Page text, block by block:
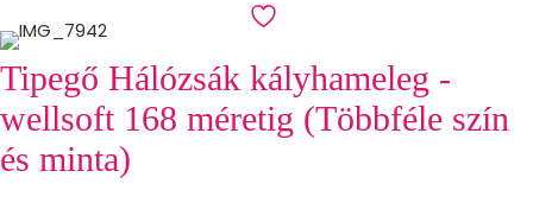
Tipegő Hálózsák kályhameleg -
wellsoft 168 méretig (Többféle szín
és minta)